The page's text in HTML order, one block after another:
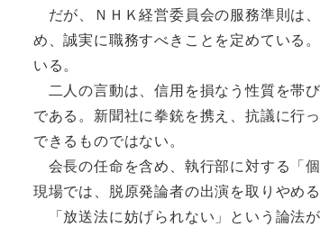
だが、ＮＨＫ経営委員会の服務準則は
め、誠実に職務すべきことを定めている
いる。
二人の言動は、信用を損なう性質を帯
である。新聞社に拳銃を携え、抗議に行
できるものではない。
会長の任命を含め、執行部に対する「
現場では、脱原発論者の出演を取りやめ
「放送法に妨げられない」という論法